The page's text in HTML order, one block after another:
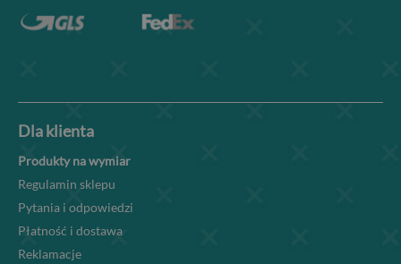
Dla klienta
Produkty na wymiar
Regulamin sklepu
Pytania i odpowiedzi
Płatność i dostawa
Reklamacje